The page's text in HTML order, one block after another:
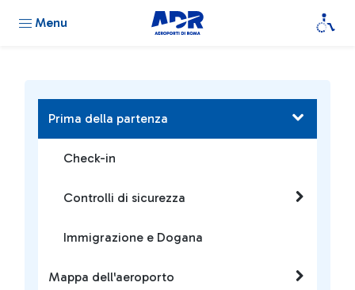
Menu
Prima della partenza
Check-in
Controlli di sicurezza
Immigrazione e Dogana
Mappa dell'aeroporto